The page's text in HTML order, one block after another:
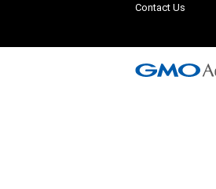
Contact Us